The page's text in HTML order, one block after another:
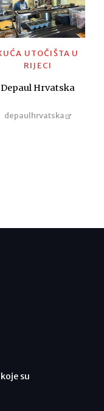
UTOČIŠTA U
RIJECI
Depaul Hrvatska
depaulhrvatska
su